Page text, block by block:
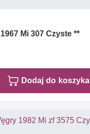
Mi 307 Czyste **
Dodaj do koszyka